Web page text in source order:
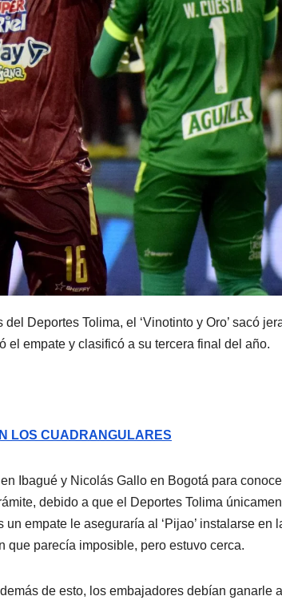
Deportes Tolima, el ‘Vinotinto y Oro’ sacó
el empate y clasificó a su tercera final del año.
LOS CUADRANGULARES
Ibagué y Nicolás Gallo en Bogotá para
debido a que el Deportes Tolima
empate le aseguraría al ‘Pijao’ instalarse en
que parecía imposible, pero estuvo cerca.
de esto, los embajadores debían ganarle al